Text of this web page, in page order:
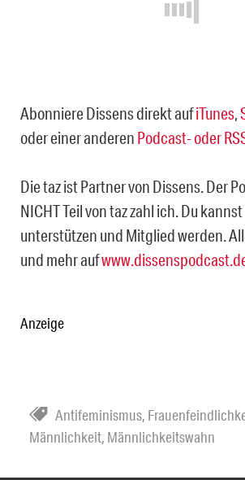
Abonniere Dissens direkt aufiTunes,
oder einer anderen Podcast- oder
Die taz ist Partner von Dissens. Der
NICHT Teil von taz zahl ich. Du
unterstützen und Mitglied werden.
und mehr auf
Anzeige
Antifeminismus,
Männlichkeit, Männlichkeitswahn